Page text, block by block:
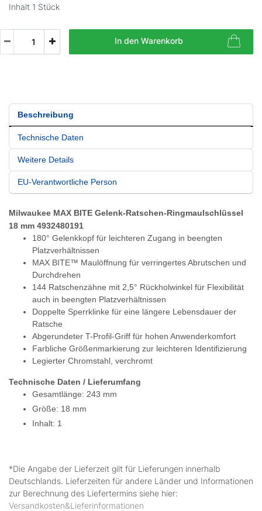
Inhalt 1 Stück
In den Warenkorb
Beschreibung
Technische Daten
Weitere Details
EU-Verantwortliche Person
Milwaukee MAX BITE Gelenk-Ratschen-Ringmaulschlüssel
18 mm 4932480191
180° Gelenkkopf für leichteren Zugang in beengten
Platzverhältnissen
MAX BITE™ Maulöffnung für verringertes Abrutschen und
Durchdrehen
144 Ratschenzähne mit 2,5° Rückholwinkel für Flexibilität
auch in beengten Platzverhältnissen
Doppelte Sperrklinke für eine längere Lebensdauer der
Ratsche
Abgerundeter T-Profil-Griff für hohen Anwenderkomfort
Farbliche Größenmarkierung zur leichteren Identifizierung
Legierter Chromstahl, verchromt
Technische Daten / Lieferumfang
Gesamtlänge: 243 mm
Größe: 18 mm
Inhalt: 1
*Die Angabe der Lieferzeit gilt für Lieferungen innerhalb
Deutschlands. Lieferzeiten für andere Länder und Informationen
zur Berechnung des Liefertermins siehe hier:
Versandkosten&Lieferinformationen